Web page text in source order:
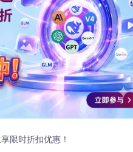
，创下其史上最大收购案。
限时折扣优惠！